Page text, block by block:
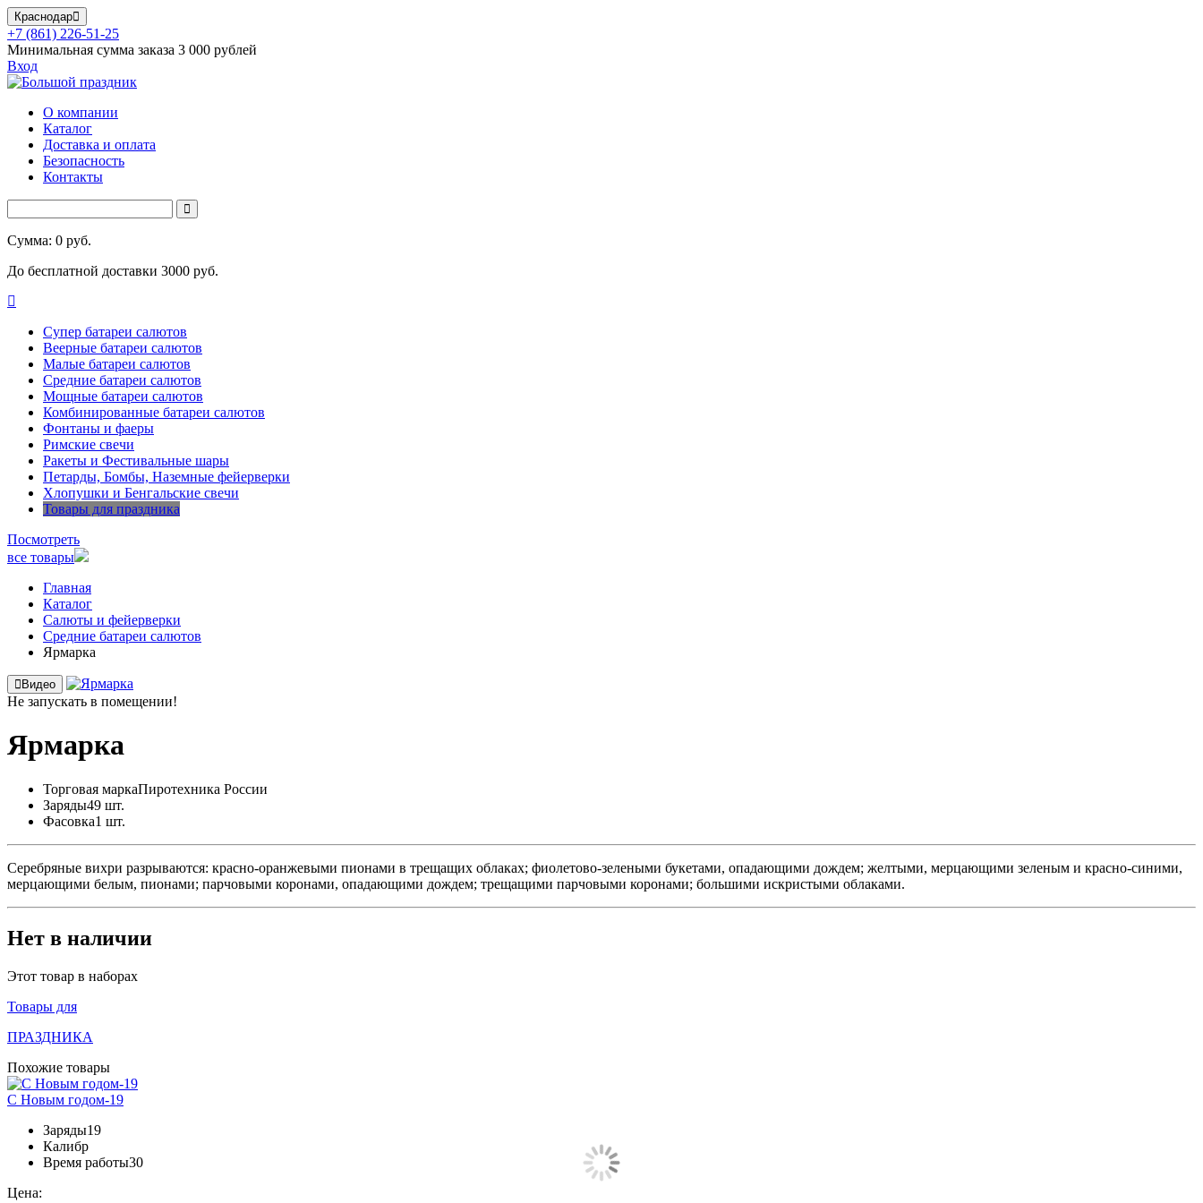
Краснодар
+7 (861) 226-51-25
Минимальная сумма заказа 3 000 рублей
Вход
О компании
Каталог
Доставка и оплата
Безопасность
Контакты
Сумма: 0 руб.
До бесплатной доставки 3000 руб.
Супер батареи салютов
Веерные батареи салютов
Малые батареи салютов
Средние батареи салютов
Мощные батареи салютов
Комбинированные батареи салютов
Фонтаны и фаеры
Римские свечи
Ракеты и Фестивальные шары
Петарды, Бомбы, Наземные фейерверки
Хлопушки и Бенгальские свечи
Товары для праздника
Посмотреть
все товары
Главная
Каталог
Салюты и фейерверки
Средние батареи салютов
Ярмарка
Видео
Не запускать в помещении!
Ярмарка
Торговая маркаПиротехника России
Заряды49 шт.
Фасовка1 шт.
Серебряные вихри разрываются: красно-оранжевыми пионами в трещащих облаках; фиолетово-зелеными букетами, опадающими дождем; желтыми, мерцающими зеленым и красно-синими,
мерцающими белым, пионами; парчовыми коронами, опадающими дождем; трещащими парчовыми коронами; большими искристыми облаками.
Нет в наличии
Этот товар в наборах
Товары для
ПРАЗДНИКА
Похожие товары
С Новым годом-19
Заряды19
Калибр
Время работы30
Цена: